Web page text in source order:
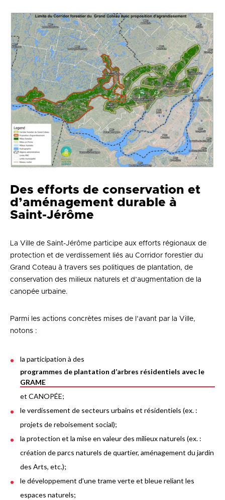
Des efforts de conservation et
d’aménagement durable à
Saint-Jérôme
La Ville de Saint-Jérôme participe aux efforts régionaux de
protection et de verdissement liés au Corridor forestier du
Grand Coteau à travers ses politiques de plantation, de
conservation des milieux naturels et d’augmentation de la
canopée urbaine.
Parmi les actions concrètes mises de l’avant par la Ville,
notons :
la participation à des
programmes de plantation d’arbres résidentiels avec le
GRAME
et CANOPÉE;
le verdissement de secteurs urbains et résidentiels (ex. :
projets de reboisement social);
la protection et la mise en valeur des milieux naturels (ex. :
création de parcs naturels de quartier, aménagement du jardin
des Arts, etc.);
le développement d’une trame verte et bleue reliant les
espaces naturels;